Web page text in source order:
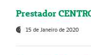
Prestador
15 de Janeiro de 2020